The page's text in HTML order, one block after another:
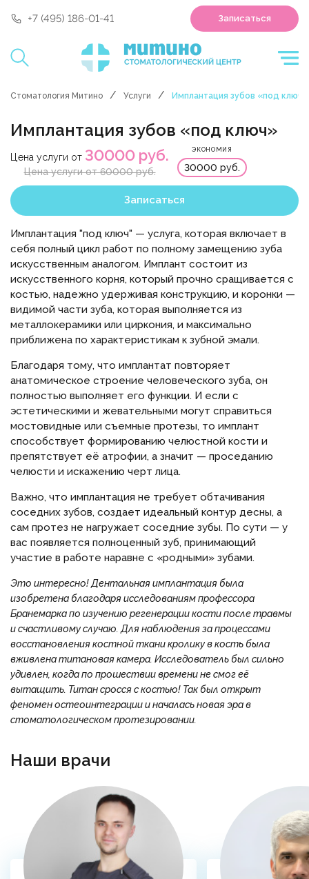
+7 (495) 186-01-41 Записаться
Стоматология Митино Услуги Имплантация зубов «под ключ»
Имплантация зубов «под ключ»
Цена услуги от 30000 руб.
Цена услуги от 60000 руб.
ЭКОНОМИЯ
30000 руб.
Записаться
Имплантация "под ключ" — услуга, которая включает в
себя полный цикл работ по полному замещению зуба
искусственным аналогом. Имплант состоит из
искусственного корня, который прочно сращивается с
костью, надежно удерживая конструкцию, и коронки —
видимой части зуба, которая выполняется из
металлокерамики или циркония, и максимально
приближена по характеристикам к зубной эмали.
Благодаря тому, что имплантат повторяет
анатомическое строение человеческого зуба, он
полностью выполняет его функции. И если с
эстетическими и жевательными могут справиться
мостовидные или съемные протезы, то имплант
способствует формированию челюстной кости и
препятствует её атрофии, а значит — проседанию
челюсти и искажению черт лица.
Важно, что имплантация не требует обтачивания
соседних зубов, создает идеальный контур десны, а
сам протез не нагружает соседние зубы. По сути — у
вас появляется полноценный зуб, принимающий
участие в работе наравне с «родными» зубами.
Это интересно! Дентальная имплантация была
изобретена благодаря исследованиям профессора
Бранемарка по изучению регенерации кости после травмы
и счастливому случаю. Для наблюдения за процессами
восстановления костной ткани кролику в кость была
вживлена титановая камера. Исследователь был сильно
удивлен, когда по прошествии времени не смог её
вытащить. Титан сросся с костью! Так был открыт
феномен остеоинтеграции и началась новая эра в
стоматологическом протезировании.
Наши врачи